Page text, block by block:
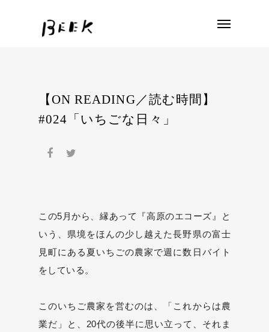
【ON READING／読む時間】
#024「いちごな日々」
この5月から、縁あって『高原のエコーズ』と
いう、県境をほんの少し越えた長野県の富士
見町にある夏いちごの農家で週に数日バイト
をしている。
このいちご農家を営むのは、「これからは農
業だ」と、20代の後半に思い立って、それま